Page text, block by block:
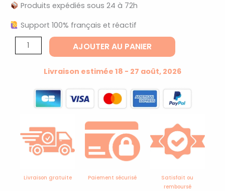
Produits expédiés sous 24 à 72h
Support 100% français et réactif
aventurine
AJOUTER AU PANIER
Livraison estimée 18 - 27 août, 2026
Livraison gratuite Paiement sécurisé
Satisfait ou
remboursé